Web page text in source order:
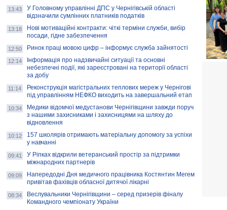
13:43
У Головному управлінні ДПС у Чернігівській області
відзначили сумлінних платників податків
13:18
Нові мотиваційні контракти: чіткі терміни служби, вибір
посади, гідне забезпечення
12:50 Ринок праці мовою цифр – інформує служба зайнятості
12:14
Інформація про надзвичайні ситуації та основні
небезпечні події, які зареєстровані на території області
за добу
11:14
Реконструкція магістральних теплових мереж у Чернігові
під управлінням НЕФКО виходить на завершальний етап
10:34
Медики відомчої медустанови Чернігівщини завжди поруч
з нашими захисниками і захисницями на шляху до
відновлення
10:12
157 школярів отримають матеріальну допомогу за успіхи
у навчанні
09:41
У Ріпках відкрили ветеранський простір за підтримки
міжнародних партнерів
09:09
Напередодні Дня медичного працівника Костянтин Мегем
привітав фахівців обласної дитячої лікарні
08:34
Веслувальники Чернігівщини – серед призерів фіналу
Командного чемпіонату України